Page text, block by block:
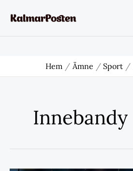
Hem Ämne Sport
Innebandy